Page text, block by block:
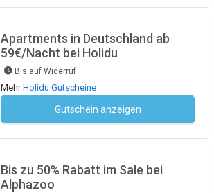
Apartments in Deutschland ab
59€/Nacht bei Holidu
Bis auf Widerruf
MehrHolidu Gutscheine
Gutschein anzeigen
Bis zu 50% Rabatt im Sale bei
Alphazoo